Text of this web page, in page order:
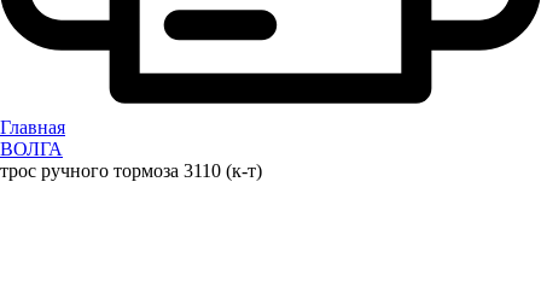
Главная
ВОЛГА
трос ручного тормоза 3110 (к-т)